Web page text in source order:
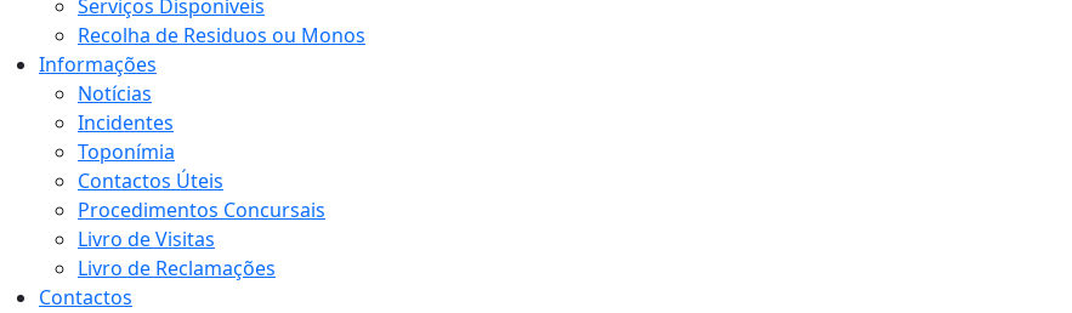
Serviços Disponíveis
Recolha de Residuos ou Monos
Informações
Notícias
Incidentes
Toponímia
Contactos Úteis
Procedimentos Concursais
Livro de Visitas
Livro de Reclamações
Contactos